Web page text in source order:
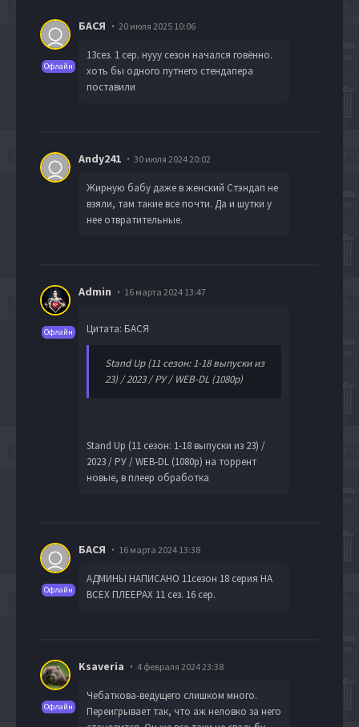
Офлайн
БАСЯ 20 июля 2025 10:06
13сез. 1 сер. нууу сезон начался говённо.
хоть бы одного путнего стендапера
поставили
Andy241 30 июля 2024 20:02
Жирную бабу даже в женский Стэндап не
взяли, там такие все почти. Да и шутки у
нее отвратительные.
Офлайн
Admin 16 марта 2024 13:47
Цитата: БАСЯ
Stand Up (11 сезон: 1-18 выпуски из
23) / 2023 / РУ / WEB-DL (1080p)
Stand Up (11 сезон: 1-18 выпуски из 23) /
2023 / РУ / WEB-DL (1080p) на торрент
новые, в плеер обработка
Офлайн
БАСЯ 16 марта 2024 13:38
АДМИНЫ НАПИСАНО 11сезон 18 серия НА
ВСЕХ ПЛЕЕРАХ 11 сез. 16 сер.
Офлайн
Ksaveria 4 февраля 2024 23:38
Чебаткова-ведущего слишком много.
Переигрывает так, что аж неловко за него